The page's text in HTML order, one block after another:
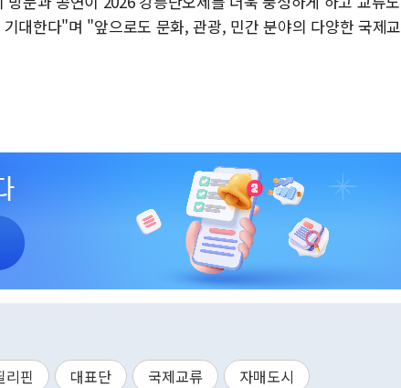
대한다"며 "앞으로도 문화, 관광, 민간 분야의 다양한 국제교
리핀 대표단 국제교류 자매도시